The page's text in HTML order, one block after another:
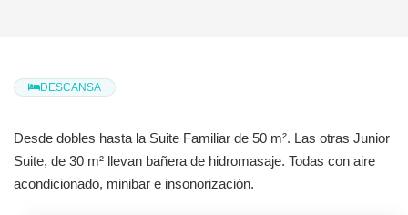
DESCANSA
Desde dobles hasta la Suite Familiar de 50 m². Las otras Junior
Suite, de 30 m² llevan bañera de hidromasaje. Todas con aire
acondicionado, minibar e insonorización.